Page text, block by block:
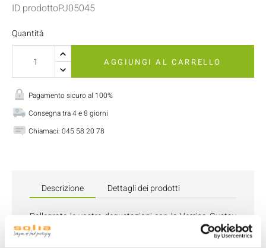
ID prodottoPJ05045
Quantità
AGGIUNGI AL CARRELLO
Pagamento sicuro al 100%
Consegna tra 4 e 8 giorni
Chiamaci: 045 58 20 78
Descrizione Dettagli dei prodotti
Rallegrate le vostre degustazioni con la Verrina Gustav
fucsia da 150 ml in PS. È perfetta per dessert colorati,
verrine di crudités o preparazioni dolci a base di frutti